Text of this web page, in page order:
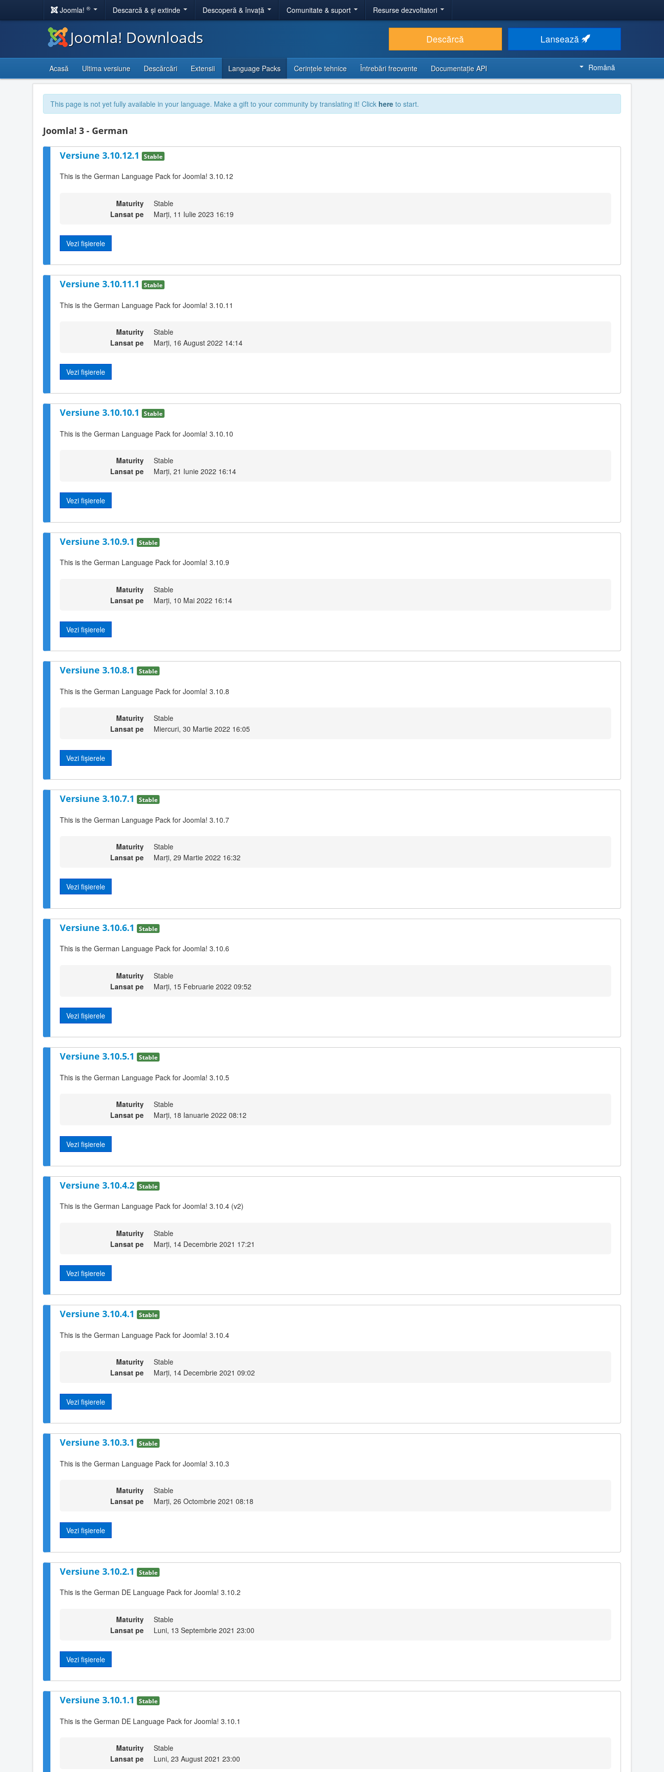
Joomla! ® Descarcă & și extinde Descoperă & învață Comunitate & suport Resurse dezvoltatori
Joomla! Downloads Descărcă Lansează
Acasă Ultima versiune Descărcări Extensii Language Packs Cerințele tehnice Întrebări frecvente Documentaţie API Română
This page is not yet fully available in your language. Make a gift to your community by translating it! Click here to start.
Joomla! 3 - German
Versiune 3.10.12.1 Stable
This is the German Language Pack for Joomla! 3.10.12
Maturity
Stable
Lansat pe
Marți, 11 Iulie 2023 16:19
Vezi fișierele
Versiune 3.10.11.1 Stable
This is the German Language Pack for Joomla! 3.10.11
Maturity
Stable
Lansat pe
Marți, 16 August 2022 14:14
Vezi fișierele
Versiune 3.10.10.1 Stable
This is the German Language Pack for Joomla! 3.10.10
Maturity
Stable
Lansat pe
Marți, 21 Iunie 2022 16:14
Vezi fișierele
Versiune 3.10.9.1 Stable
This is the German Language Pack for Joomla! 3.10.9
Maturity
Stable
Lansat pe
Marți, 10 Mai 2022 16:14
Vezi fișierele
Versiune 3.10.8.1 Stable
This is the German Language Pack for Joomla! 3.10.8
Maturity
Stable
Lansat pe
Miercuri, 30 Martie 2022 16:05
Vezi fișierele
Versiune 3.10.7.1 Stable
This is the German Language Pack for Joomla! 3.10.7
Maturity
Stable
Lansat pe
Marți, 29 Martie 2022 16:32
Vezi fișierele
Versiune 3.10.6.1 Stable
This is the German Language Pack for Joomla! 3.10.6
Maturity
Stable
Lansat pe
Marți, 15 Februarie 2022 09:52
Vezi fișierele
Versiune 3.10.5.1 Stable
This is the German Language Pack for Joomla! 3.10.5
Maturity
Stable
Lansat pe
Marți, 18 Ianuarie 2022 08:12
Vezi fișierele
Versiune 3.10.4.2 Stable
This is the German Language Pack for Joomla! 3.10.4 (v2)
Maturity
Stable
Lansat pe
Marți, 14 Decembrie 2021 17:21
Vezi fișierele
Versiune 3.10.4.1 Stable
This is the German Language Pack for Joomla! 3.10.4
Maturity
Stable
Lansat pe
Marți, 14 Decembrie 2021 09:02
Vezi fișierele
Versiune 3.10.3.1 Stable
This is the German Language Pack for Joomla! 3.10.3
Maturity
Stable
Lansat pe
Marți, 26 Octombrie 2021 08:18
Vezi fișierele
Versiune 3.10.2.1 Stable
This is the German DE Language Pack for Joomla! 3.10.2
Maturity
Stable
Lansat pe
Luni, 13 Septembrie 2021 23:00
Vezi fișierele
Versiune 3.10.1.1 Stable
This is the German DE Language Pack for Joomla! 3.10.1
Maturity
Stable
Lansat pe
Luni, 23 August 2021 23:00